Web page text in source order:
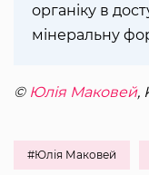
органіку в
мінеральну
© Юлія Маковей,
#Юлія Маковей